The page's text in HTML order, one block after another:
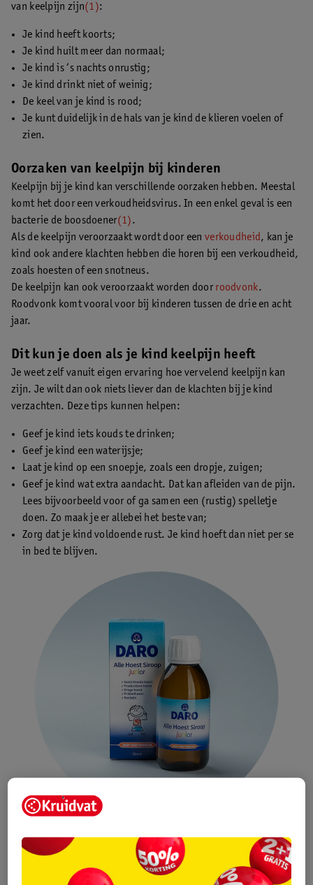
van keelpijn zijn(1):
Je kind heeft koorts;
Je kind huilt meer dan normaal;
Je kind is ‘s nachts onrustig;
Je kind drinkt niet of weinig;
De keel van je kind is rood;
Je kunt duidelijk in de hals van je kind de klieren voelen of
zien.
Oorzaken van keelpijn bij kinderen
Keelpijn bij je kind kan verschillende oorzaken hebben. Meestal
komt het door een verkoudheidsvirus. In een enkel geval is een
bacterie de boosdoener(1).
Als de keelpijn veroorzaakt wordt door een verkoudheid, kan je
kind ook andere klachten hebben die horen bij een verkoudheid,
zoals hoesten of een snotneus.
De keelpijn kan ook veroorzaakt worden door roodvonk.
Roodvonk komt vooral voor bij kinderen tussen de drie en acht
jaar.
Dit kun je doen als je kind keelpijn heeft
Je weet zelf vanuit eigen ervaring hoe vervelend keelpijn kan
zijn. Je wilt dan ook niets liever dan de klachten bij je kind
verzachten. Deze tips kunnen helpen:
Geef je kind iets kouds te drinken;
Geef je kind een waterijsje;
Laat je kind op een snoepje, zoals een dropje, zuigen;
Geef je kind wat extra aandacht. Dat kan afleiden van de pijn.
Lees bijvoorbeeld voor of ga samen een (rustig) spelletje
doen. Zo maak je er allebei het beste van;
Zorg dat je kind voldoende rust. Je kind hoeft dan niet per se
in bed te blijven.
*Dit is een medisch hulpmiddel. Lees voor het kopen de